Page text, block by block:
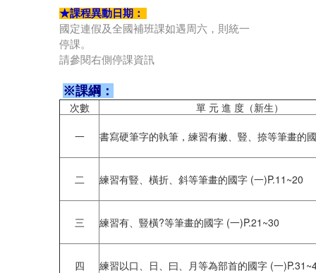
★課程異動日期：
國定連假及全國補班課如遇周六，則統一
停課。
請參閱右側停課資訊
※課綱：
次數 單 元 進 度（新生）
一 書寫硬筆字的執筆，練習有撇、豎、捺等筆畫的
二 練習有豎、橫折、斜等筆畫的國字 (一)P.11~20
三 練習有、豎橫?等筆畫的國字 (一)P.21~30
四 練習以口、日、曰、月等為部首的國字 (一